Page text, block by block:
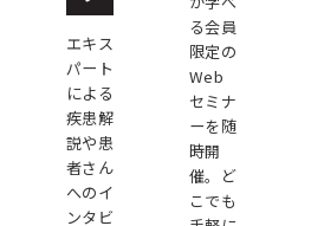
エキス
パート
による
疾患解
説や患
者さん
へのイ
ンタビ
る会員
限定の
Web
セミナ
ーを随
時開
催。ど
こでも